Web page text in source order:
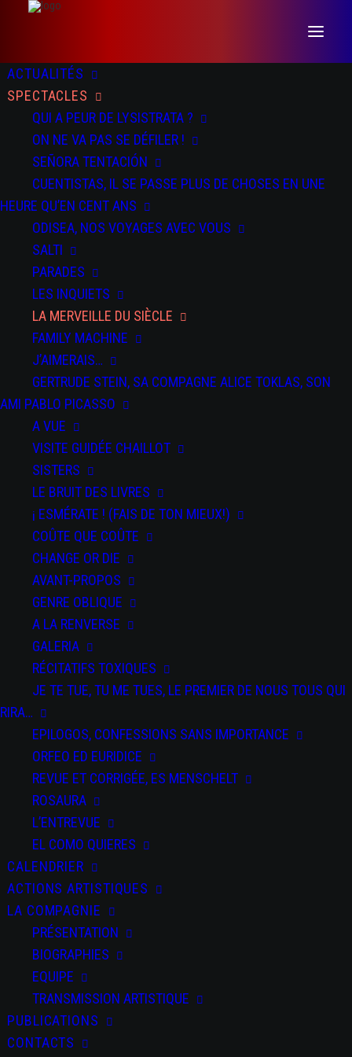
ACTUALITÉS
SPECTACLES
QUI A PEUR DE LYSISTRATA ?
ON NE VA PAS SE DÉFILER !
SEÑORA TENTACIÓN
CUENTISTAS, IL SE PASSE PLUS DE CHOSES EN UNE
HEURE QU’EN CENT ANS
ODISEA, NOS VOYAGES AVEC VOUS
SALTI
PARADES
LES INQUIETS
LA MERVEILLE DU SIÈCLE
FAMILY MACHINE
J’AIMERAIS…
GERTRUDE STEIN, SA COMPAGNE ALICE TOKLAS, SON
AMI PABLO PICASSO
A VUE
VISITE GUIDÉE CHAILLOT
SISTERS
LE BRUIT DES LIVRES
¡ ESMÉRATE ! (FAIS DE TON MIEUX!)
COÛTE QUE COÛTE
CHANGE OR DIE
AVANT-PROPOS
GENRE OBLIQUE
A LA RENVERSE
GALERIA
RÉCITATIFS TOXIQUES
JE TE TUE, TU ME TUES, LE PREMIER DE NOUS TOUS QUI
RIRA…
EPILOGOS, CONFESSIONS SANS IMPORTANCE
ORFEO ED EURIDICE
REVUE ET CORRIGÉE, ES MENSCHELT
ROSAURA
L’ENTREVUE
EL COMO QUIERES
CALENDRIER
ACTIONS ARTISTIQUES
LA COMPAGNIE
PRÉSENTATION
BIOGRAPHIES
EQUIPE
TRANSMISSION ARTISTIQUE
PUBLICATIONS
CONTACTS